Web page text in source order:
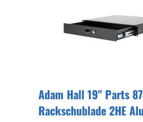
Adam Hall 19" Parts
Rackschublade 2HE